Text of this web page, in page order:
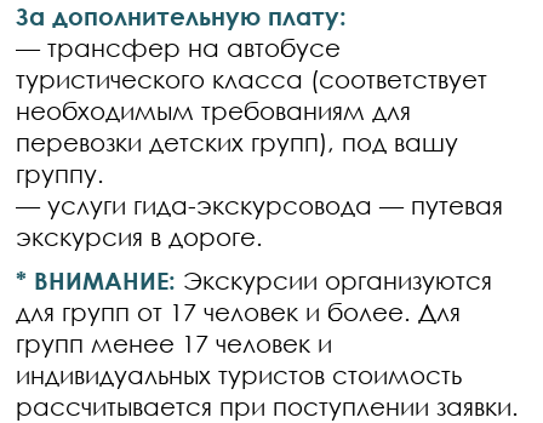
За дополнительную плату:
— трансфер на автобусе
туристического класса (соответствует
необходимым требованиям для
перевозки детских групп), под вашу
группу.
— услуги гида-экскурсовода — путевая
экскурсия в дороге.
* ВНИМАНИЕ: Экскурсии организуются
для групп от 17 человек и более. Для
групп менее 17 человек и
индивидуальных туристов стоимость
рассчитывается при поступлении заявки.